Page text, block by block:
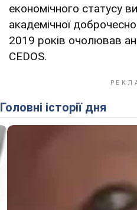
економічного статусу
академічної
2019 років очолював
CEDOS.
Головні історії дня